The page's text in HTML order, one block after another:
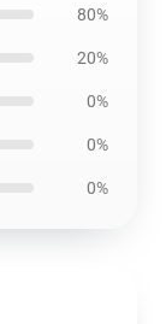
80%
20%
0%
0%
0%